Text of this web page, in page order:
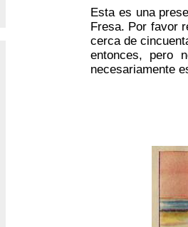
Esta es una
Fresa. Por favor
cerca de
entonces, pero
necesariamente